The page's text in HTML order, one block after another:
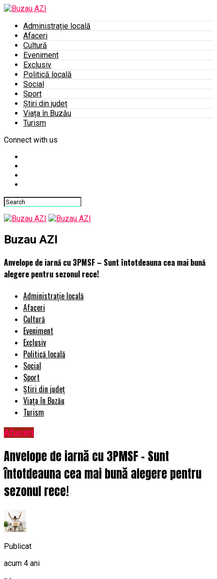
Administrație locală
Afaceri
Cultură
Eveniment
Exclusiv
Politică locală
Social
Sport
Știri din județ
Viața în Buzău
Turism
Connect with us
Buzau AZI
Anvelope de iarnă cu 3PMSF – Sunt întotdeauna cea mai bună
alegere pentru sezonul rece!
Administrație locală
Afaceri
Cultură
Eveniment
Exclusiv
Politică locală
Social
Sport
Știri din județ
Viața în Buzău
Turism
Afaceri
Anvelope de iarnă cu 3PMSF – Sunt
întotdeauna cea mai bună alegere pentru
sezonul rece!
Publicat
acum 4 ani